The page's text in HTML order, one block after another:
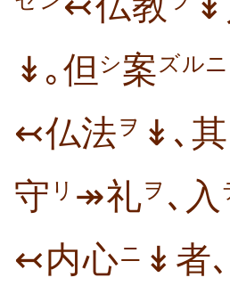
↡｡但 シ案 ズルニ
↢仏法ヲ ↡､其
守 リ ↠礼ヲ ､入
↢内心ニ ↡者